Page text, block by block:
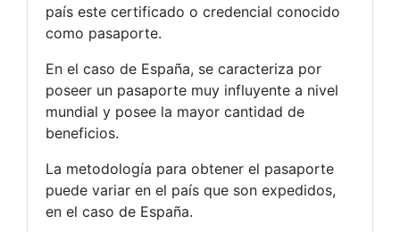
país este certificado o credencial conocido
como pasaporte.
En el caso de España, se caracteriza por
poseer un pasaporte muy influyente a nivel
mundial y posee la mayor cantidad de
beneficios.
La metodología para obtener el pasaporte
puede variar en el país que son expedidos,
en el caso de España.